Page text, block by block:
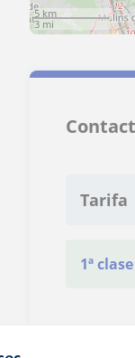
5 km
3 mi
Tarifa
1ª